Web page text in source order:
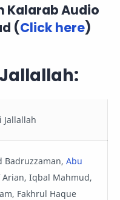
Kalarab Audio
(Click here)
Jallallah
Badruzzaman, Abu
Arian, Iqbal Mahmud,
Fakhrul Haque